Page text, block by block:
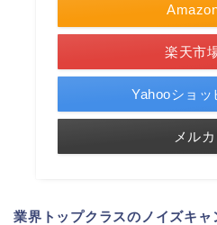
楽天市
Yahooショッ
メルカ
業界トップクラスのノイズキャ